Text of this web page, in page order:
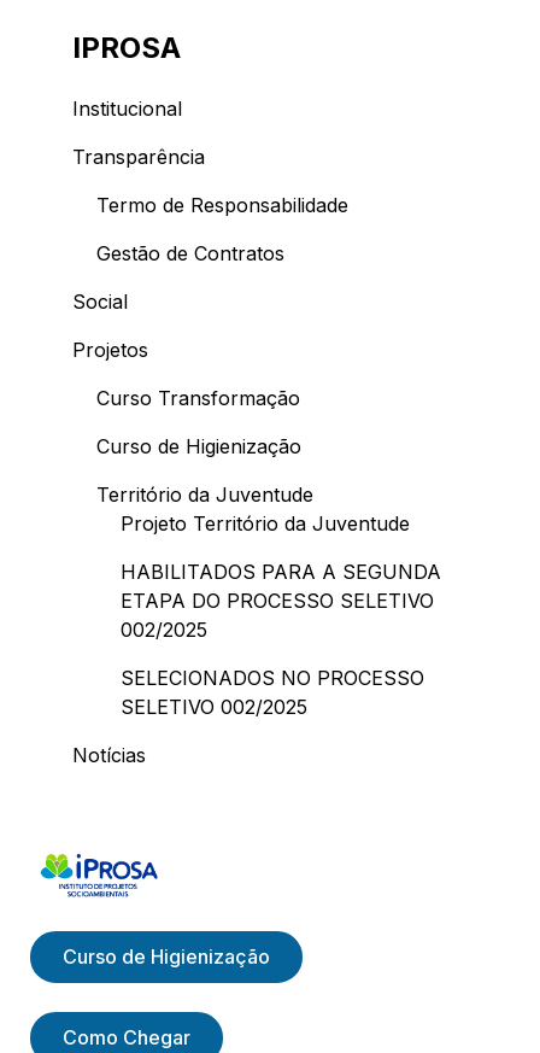
IPROSA
Institucional
Transparência
Termo de Responsabilidade
Gestão de Contratos
Social
Projetos
Curso Transformação
Curso de Higienização
Território da Juventude
Projeto Território da Juventude
HABILITADOS PARA A SEGUNDA
ETAPA DO PROCESSO SELETIVO
002/2025
SELECIONADOS NO PROCESSO
SELETIVO 002/2025
Notícias
Curso de Higienização
Como Chegar